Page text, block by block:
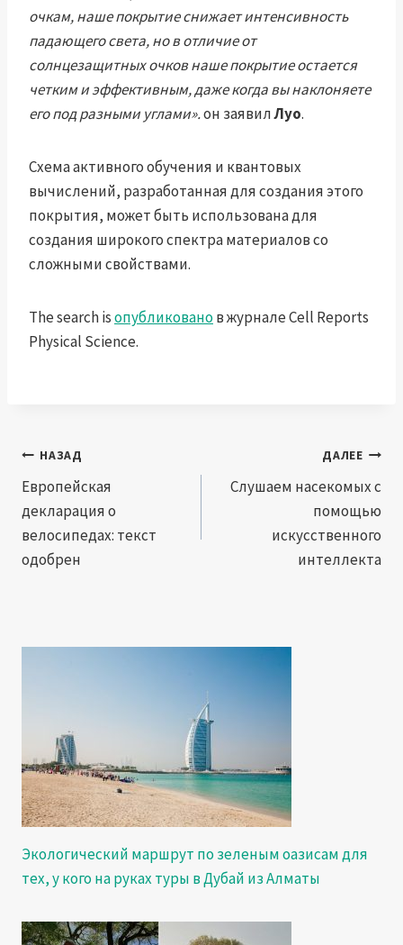
очкам, наше покрытие снижает интенсивность
падающего света, но в отличие от
солнцезащитных очков наше покрытие остается
четким и эффективным, даже когда вы наклоняете
его под разными углами».он заявилЛуо.
Схема активного обучения и квантовых
вычислений, разработанная для создания этого
покрытия, может быть использована для
создания широкого спектра материалов со
сложными свойствами.
The search isопубликованов журнале Cell Reports
Physical Science.
Навигация
по
записям
НАЗАД
Европейская
декларация о
велосипедах: текст
одобрен
ДАЛЕЕ
Слушаем насекомых с
помощью
искусственного
интеллекта
Экологический маршрут по зеленым оазисам для
тех, у кого на руках туры в Дубай из Алматы